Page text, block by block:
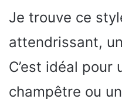
Je trouve ce
attendrissant,
C’est idéal pour
champêtre ou